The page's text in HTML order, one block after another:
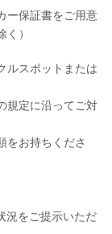
ー保証書をご用意
）
ルスポットまたは
規定に沿ってご対
をお持ちくださ
況をご提示いただ